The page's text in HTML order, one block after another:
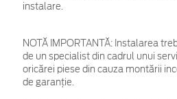
instalare.
NOTĂ IMPORTANTĂ: Instalarea
de un specialist din cadrul unui
oricărei piese din cauza montării
de garanţie.